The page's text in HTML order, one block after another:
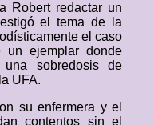
Robert redactar un
el tema de la
el caso
ejemplar donde
sobredosis de
UFA.
su enfermera y el
contentos sin el